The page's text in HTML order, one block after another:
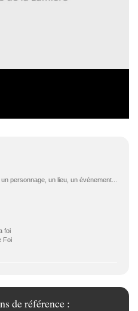
personnage, un lieu, un événement...
foi
Foi
de référence :